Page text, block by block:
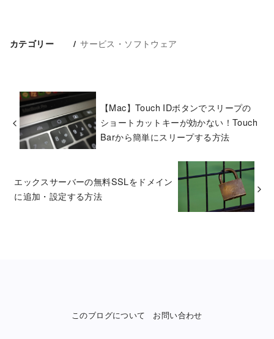
カテゴリー サービス・ソフトウェア
【Mac】Touch IDボタンでスリープの
ショートカットキーが効かない！Touch
Barから簡単にスリープする方法
エックスサーバーの無料SSLをドメイン
に追加・設定する方法
このブログについて お問い合わせ